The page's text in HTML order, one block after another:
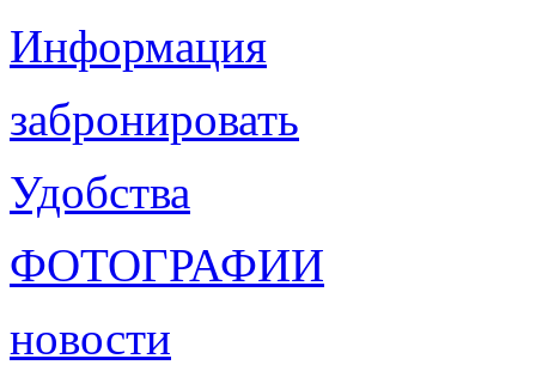
Информация
забронировать
Удобства
ФОТОГРАФИИ
новости